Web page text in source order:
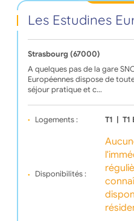
Les Estudines
Strasbourg (67000)
A quelques pas de la gare
Européennes dispose de
séjour pratique et c…
Logements : T1 | T1
Disponibilités :